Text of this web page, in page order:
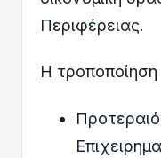
Περιφέρειας.
Η